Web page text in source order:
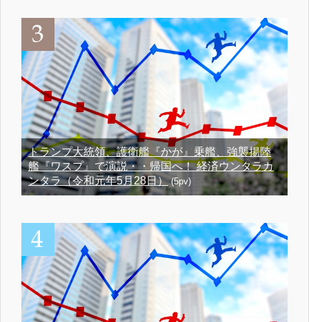
トランプ大統領、護衛艦『かが』乗艦、強襲揚陸
艦『ワスプ』で演説・・帰国へ！ 経済ウンタラカ
ンタラ（令和元年5月28日）(5pv)